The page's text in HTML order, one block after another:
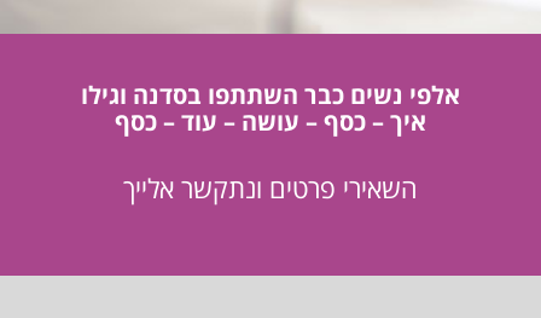
אלפי נשים כבר השתתפו בסדנה וגילו
איך – כסף – עושה – עוד – כסף
השאירי פרטים ונתקשר אלייך